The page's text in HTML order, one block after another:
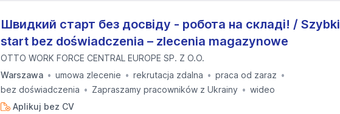
Швидкий старт без досвіду - робота на складі! / Szybki
start bez doświadczenia – zlecenia magazynowe
OTTO WORK FORCE CENTRAL EUROPE SP. Z O.O.
Warszawa
umowa zlecenie rekrutacja zdalna
praca od zaraz
bez doświadczenia
Zapraszamy pracowników z Ukrainy
wideo
Aplikuj bez CV